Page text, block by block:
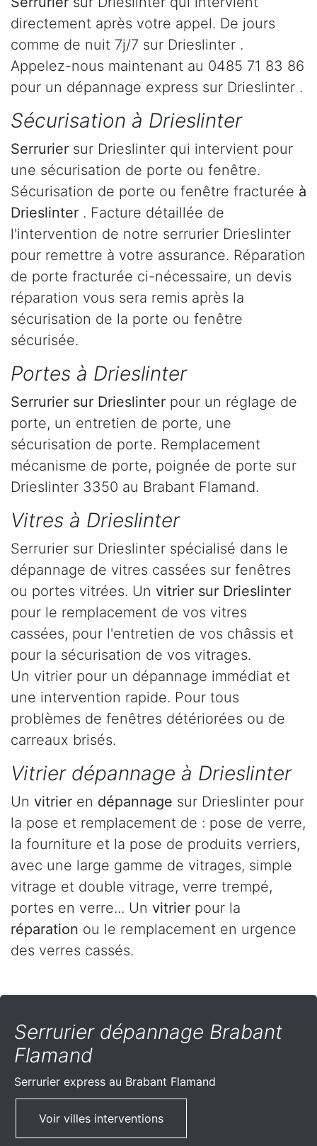
directement après votre appel. De jours
comme de nuit 7j/7 sur Drieslinter .
Appelez-nous maintenant au 0485 71 83 86
pour un dépannage express sur Drieslinter .
Sécurisation à Drieslinter
Serrurier sur Drieslinter qui intervient pour
une sécurisation de porte ou fenêtre.
Sécurisation de porte ou fenêtre fracturée à
Drieslinter . Facture détaillée de
l'intervention de notre serrurier Drieslinter
pour remettre à votre assurance. Réparation
de porte fracturée ci-nécessaire, un devis
réparation vous sera remis après la
sécurisation de la porte ou fenêtre
sécurisée.
Portes à Drieslinter
Serrurier sur Drieslinter pour un réglage de
porte, un entretien de porte, une
sécurisation de porte. Remplacement
mécanisme de porte, poignée de porte sur
Drieslinter 3350 au Brabant Flamand.
Vitres à Drieslinter
Serrurier sur Drieslinter spécialisé dans le
dépannage de vitres cassées sur fenêtres
ou portes vitrées. Un vitrier sur Drieslinter
pour le remplacement de vos vitres
cassées, pour l'entretien de vos châssis et
pour la sécurisation de vos vitrages.
Un vitrier pour un dépannage immédiat et
une intervention rapide. Pour tous
problèmes de fenêtres détériorées ou de
carreaux brisés.
Vitrier dépannage à Drieslinter
Un vitrier en dépannage sur Drieslinter pour
la pose et remplacement de : pose de verre,
la fourniture et la pose de produits verriers,
avec une large gamme de vitrages, simple
vitrage et double vitrage, verre trempé,
portes en verre... Un vitrier pour la
réparation ou le remplacement en urgence
des verres cassés.
Serrurier dépannage Brabant
Flamand
Serrurier express au Brabant Flamand
Voir villes interventions